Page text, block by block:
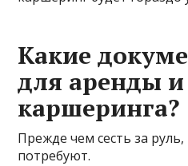
Какие
для аренды и
каршеринга?
Прежде чем сесть за
потребуют.